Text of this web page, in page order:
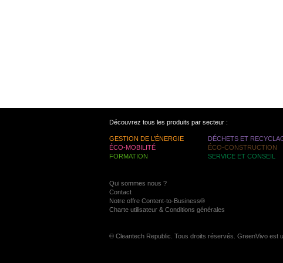
Découvrez tous les produits par secteur :
GESTION DE L’ÉNERGIE DÉCHETS ET
ÉCO-MOBILITÉ
ÉCO-CONSTRUCTION
FORMATION
SERVICE ET CONSEIL
Qui sommes nous ?
Contact
Notre offre Content-to-Business®
Charte utilisateur & Conditions générales
© Cleantech Republic. Tous droits réservés. GreenVivo est